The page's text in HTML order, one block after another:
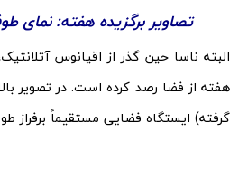
تصاویر برگزیده هفته: نمای
البته ناسا حین گذر از اقیانوس
هفته از فضا رصد کرده است. در تصویر
گرفته) ایستگاه فضایی مستقیماً برفراز